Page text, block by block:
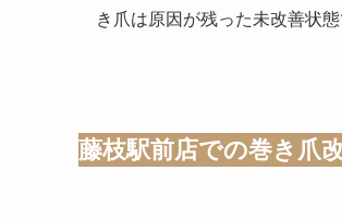
き爪は原因が残った未改善状
藤枝駅前店での巻き爪